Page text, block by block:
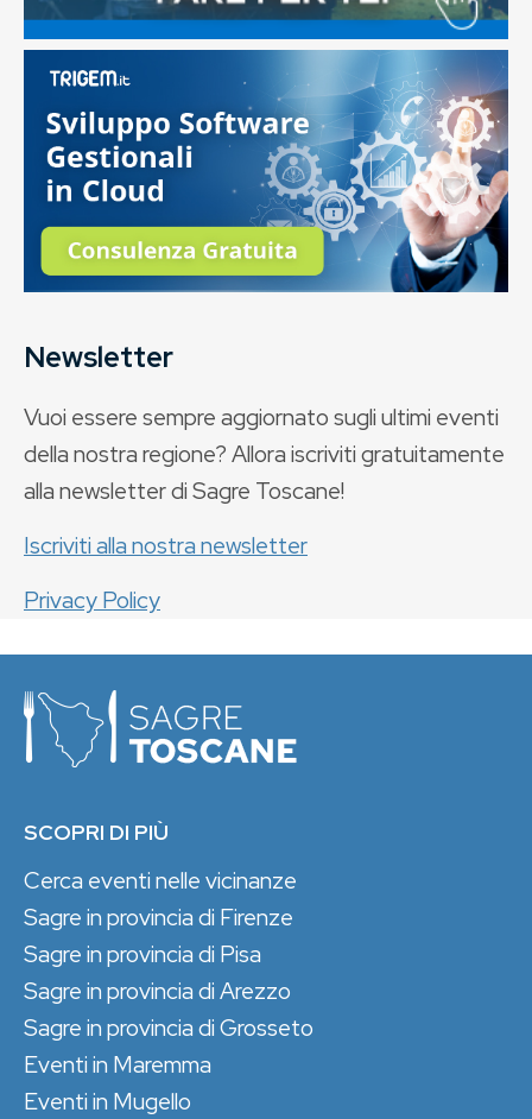
Newsletter
Vuoi essere sempre aggiornato sugli ultimi eventi
della nostra regione? Allora iscriviti gratuitamente
alla newsletter di Sagre Toscane!
Iscriviti alla nostra newsletter
Privacy Policy
SCOPRI DI PIÙ
Cerca eventi nelle vicinanze
Sagre in provincia di Firenze
Sagre in provincia di Pisa
Sagre in provincia di Arezzo
Sagre in provincia di Grosseto
Eventi in Maremma
Eventi in Mugello